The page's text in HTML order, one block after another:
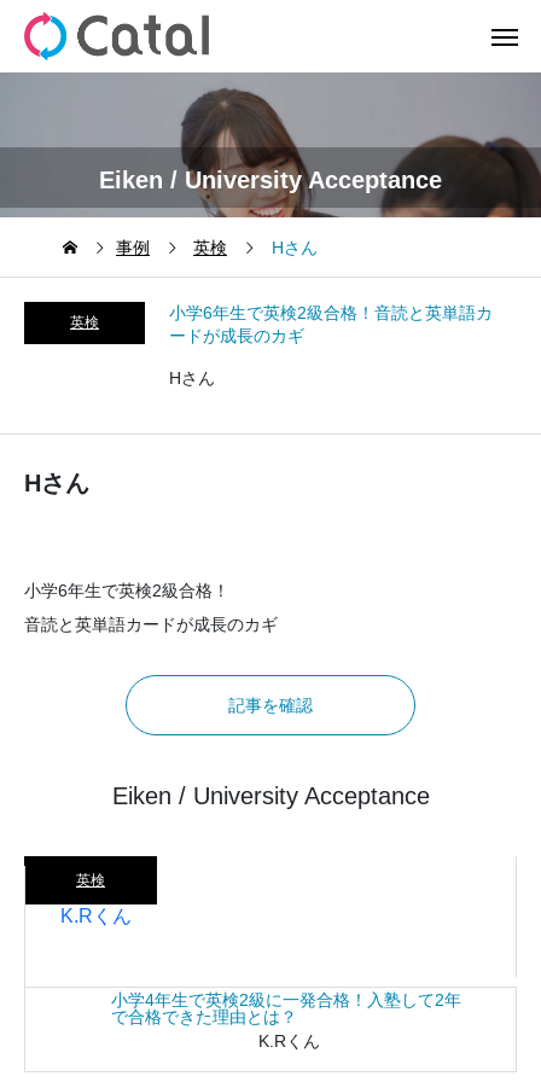
Eiken / University Acceptance
事例 英検 Hさん
英検
小学6年生で英検2級合格！音読と英単語カ
ードが成長のカギ
Hさん
Hさん
小学6年生で英検2級合格！
音読と英単語カードが成長のカギ
記事を確認
Eiken / University Acceptance
英検
K.Rくん
小学4年生で英検2級に一発合格！入塾して2年
で合格できた理由とは？
K.Rくん